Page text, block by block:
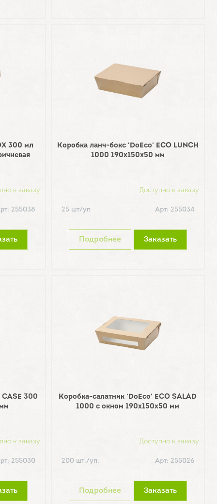
300 мл
к заказу
255038
Коробка ланч-бокс 'DoEco' ECO LUNCH
1000 190х150х50 мм
Доступно к заказу
25 шт/уп Арт: 255034
Подробнее Заказать
300
к заказу
255030
Коробка-салатник 'DoEco' ECO SALAD
1000 с окном 190х150х50 мм
Доступно к заказу
200 шт./уп. Арт: 255026
Подробнее Заказать